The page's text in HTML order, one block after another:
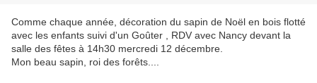
Comme chaque année, décoration du sapin de Noël en bois flotté
avec les enfants suivi d'un Goûter , RDV avec Nancy devant la
salle des fêtes à 14h30 mercredi 12 décembre.
Mon beau sapin, roi des forêts....